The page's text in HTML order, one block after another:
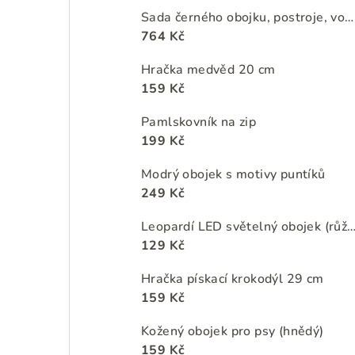
Sada černého obojku, postroje, vodítka a zásobníku na sáčky na psí exkrementy s motivy jungle
764 Kč
Hračka medvěd 20 cm
159 Kč
Pamlskovník na zip
199 Kč
Modrý obojek s motivy puntíků
249 Kč
Leopardí LED světelný obojek (růžový)
129 Kč
Hračka pískací krokodýl 29 cm
159 Kč
Kožený obojek pro psy (hnědý)
159 Kč